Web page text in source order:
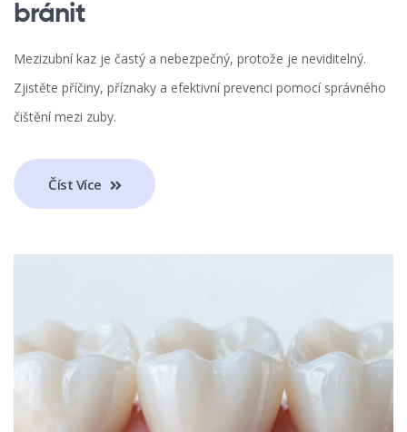
bránit
Mezizubní kaz je častý a nebezpečný, protože je neviditelný.
Zjistěte příčiny, příznaky a efektivní prevenci pomocí správného
čištění mezi zuby.
Číst Více